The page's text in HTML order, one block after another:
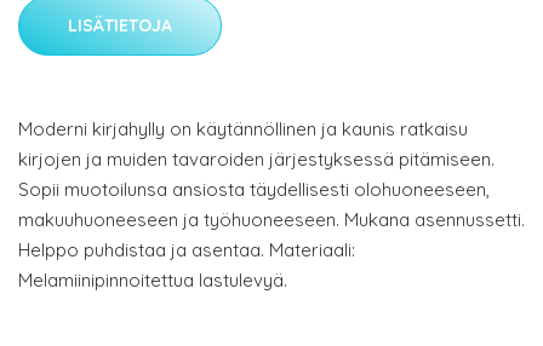
LISÄTIETOJA
Moderni kirjahylly on käytännöllinen ja kaunis ratkaisu
kirjojen ja muiden tavaroiden järjestyksessä pitämiseen.
Sopii muotoilunsa ansiosta täydellisesti olohuoneeseen,
makuuhuoneeseen ja työhuoneeseen. Mukana asennussetti.
Helppo puhdistaa ja asentaa. Materiaali:
Melamiinipinnoitettua lastulevyä.